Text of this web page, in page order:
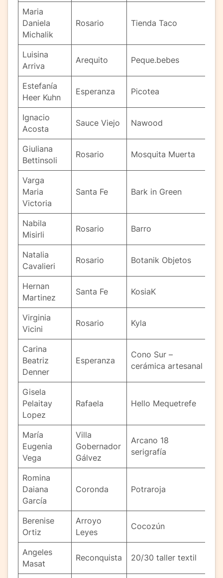
Maria
Daniela
Michalik
Rosario Tienda Taco
Luisina
Arriva
Arequito Peque.bebes
Estefanía
Heer Kuhn
Esperanza Picotea
Ignacio
Acosta
Sauce Viejo Nawood
Giuliana
Bettinsoli
Rosario Mosquita Muerta
Varga
Maria
Victoria
Santa Fe Bark in Green
Nabila
Misirli
Rosario Barro
Natalia
Cavalieri
Rosario Botanik Objetos
Hernan
Martinez
Santa Fe KosiaK
Virginia
Vicini
Rosario Kyla
Carina
Beatriz
Denner
Esperanza
Cono Sur –
cerámica artesanal
Gisela
Pelaitay
Lopez
Rafaela Hello Mequetrefe
María
Eugenia
Vega
Villa
Gobernador
Gálvez
Arcano 18
serigrafía
Romina
Daiana
García
Coronda Potraroja
Berenise
Ortiz
Arroyo
Leyes
Cocozún
Angeles
Masat
Reconquista 20/30 taller textil